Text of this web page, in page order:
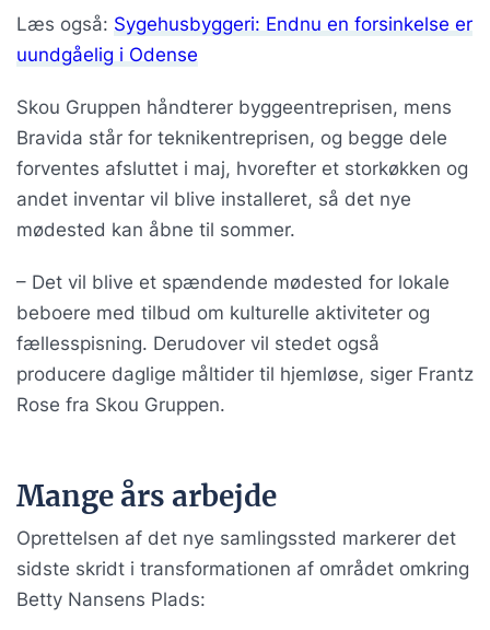
Læs også: Sygehusbyggeri: Endnu en forsinkelse er
uundgåelig i Odense
Skou Gruppen håndterer byggeentreprisen, mens
Bravida står for teknikentreprisen, og begge dele
forventes afsluttet i maj, hvorefter et storkøkken og
andet inventar vil blive installeret, så det nye
mødested kan åbne til sommer.
– Det vil blive et spændende mødested for lokale
beboere med tilbud om kulturelle aktiviteter og
fællesspisning. Derudover vil stedet også
producere daglige måltider til hjemløse, siger Frantz
Rose fra Skou Gruppen.
Mange års arbejde
Oprettelsen af det nye samlingssted markerer det
sidste skridt i transformationen af området omkring
Betty Nansens Plads: